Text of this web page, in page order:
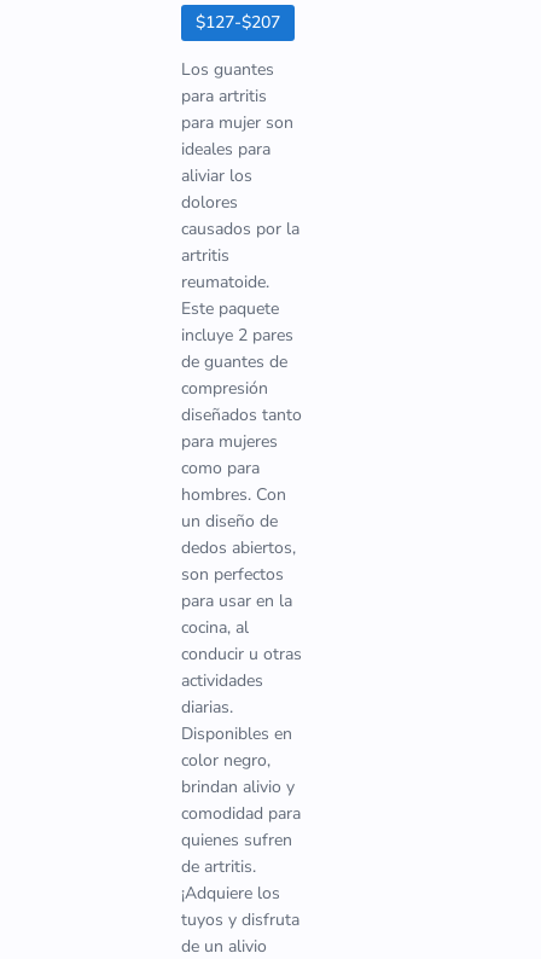
$127-$207
Los guantes
para artritis
para mujer son
ideales para
aliviar los
dolores
causados por la
artritis
reumatoide.
Este paquete
incluye 2 pares
de guantes de
compresión
diseñados tanto
para mujeres
como para
hombres. Con
un diseño de
dedos abiertos,
son perfectos
para usar en la
cocina, al
conducir u otras
actividades
diarias.
Disponibles en
color negro,
brindan alivio y
comodidad para
quienes sufren
de artritis.
¡Adquiere los
tuyos y disfruta
de un alivio